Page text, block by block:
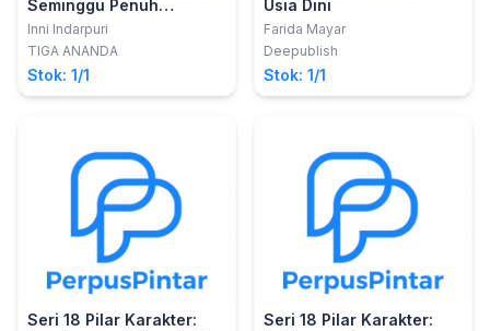
Seminggu Penuh
Kenangan di Tiongkok
Inni Indarpuri
TIGA ANANDA
Stok: 1/1
Usia Dini
Farida Mayar
Deepublish
Stok: 1/1
Seri 18 Pilar Karakter:
Seri 18 Pilar Karakter: